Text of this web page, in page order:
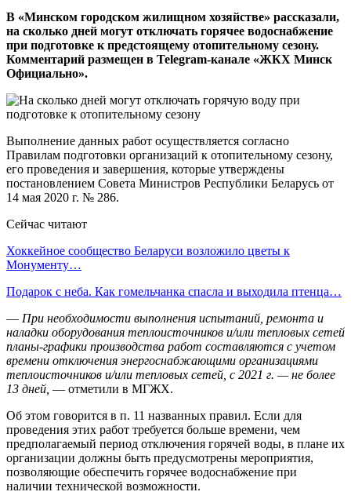
В «Минском городском жилищном хозяйстве» рассказали,
на сколько дней могут отключать горячее водоснабжение
при подготовке к предстоящему отопительному сезону.
Комментарий размещен в Telegram-канале «ЖКХ Минск
Официально».
Выполнение данных работ осуществляется согласно
Правилам подготовки организаций к отопительному сезону,
его проведения и завершения, которые утверждены
постановлением Совета Министров Республики Беларусь от
14 мая 2020 г. № 286.
Сейчас читают
Хоккейное сообщество Беларуси возложило цветы к
Монументу…
Подарок с неба. Как гомельчанка спасла и выходила птенца…
— При необходимости выполнения испытаний, ремонта и
наладки оборудования теплоисточников и/или тепловых сетей
планы-графики производства работ составляются с учетом
времени отключения энергоснабжающими организациями
теплоисточников и/или тепловых сетей, с 2021 г. — не более
13 дней, — отметили в МГЖХ.
Об этом говорится в п. 11 названных правил. Если для
проведения этих работ требуется больше времени, чем
предполагаемый период отключения горячей воды, в плане их
организации должны быть предусмотрены мероприятия,
позволяющие обеспечить горячее водоснабжение при
наличии технической возможности.